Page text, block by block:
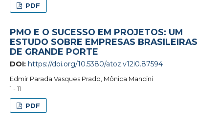
PDF
PMO E O SUCESSO EM PROJETOS: UM
ESTUDO SOBRE EMPRESAS BRASILEIRAS
DE GRANDE PORTE
DOI: https://doi.org/10.5380/atoz.v12i0.87594
Edmir Parada Vasques Prado, Mônica Mancini
1 - 11
PDF